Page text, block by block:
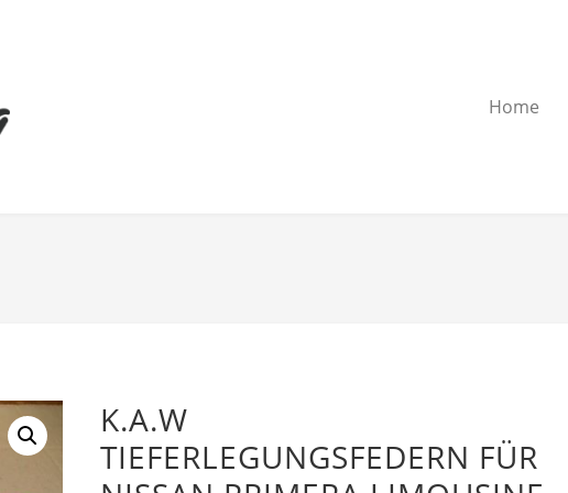
Home
K.A.W
TIEFERLEGUNGSFEDERN FÜR